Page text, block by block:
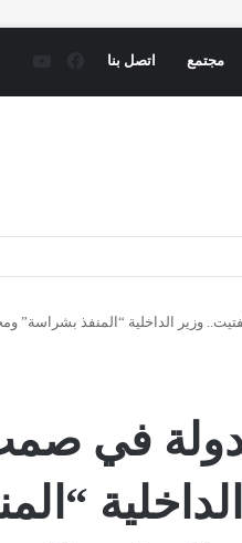
مجتمع اتصل بنا
وزير الداخلية “المنفذ بشراسة”
في